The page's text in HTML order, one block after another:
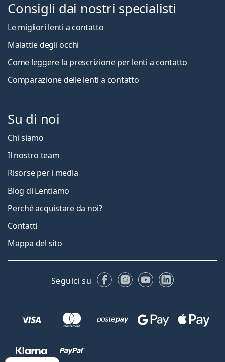
Consigli dai nostri specialisti
Le migliori lenti a contatto
Malattie degli occhi
Come leggere la prescrizione per lenti a contatto
Comparazione delle lenti a contatto
Su di noi
Chi siamo
Il nostro team
Risorse per i media
Blog di Lentiamo
Perché acquistare da noi?
Contatti
Mappa del sito
Seguici su FacebookInstagram
YouTubeLinkedIn